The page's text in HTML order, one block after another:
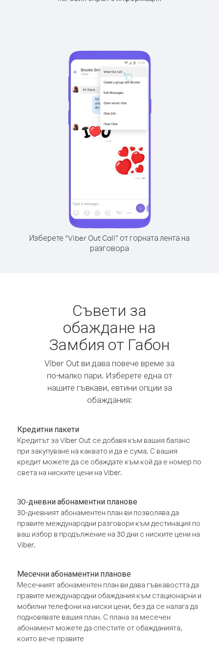
Изберете “Viber Out Call” от горната лента на
разговора
Съвети за
обаждане на
Замбия от Габон
Viber Out ви дава повече време за
по-малко пари. Изберете една от
нашите гъвкави, евтини опции за
обаждания:
Кредитни пакети
Кредитът за Viber Out се добавя към вашия баланс
при закупуване на каквато и да е сума. С вашия
кредит можете да се обаждате към кой да е номер по
света на ниските цени на Viber.
30-дневни абонаментни планове
30-дневният абонаментен план ви позволява да
правите международни разговори към дестинация по
ваш избор в продължение на 30 дни с ниските цени на
Viber.
Месечни абонаментни планове
Месечният абонаментен план ви дава гъвкавостта да
правите международни обаждания към стационарни и
мобилни телефони на ниски цени, без да се налага да
подновявате вашия план. С плана за месечен
абонамент можете да спестите от обажданията,
които вече правите